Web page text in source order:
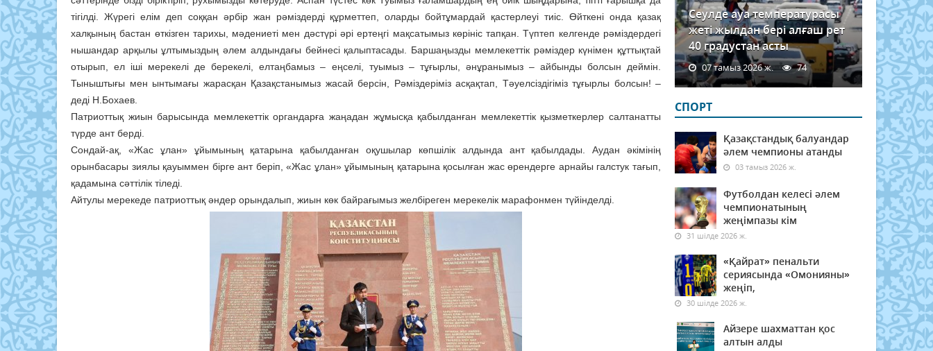
тігілді. Жүрегі елім деп соққан әрбір жан рәміздерді құрметтеп, оларды бойтұмардай қастерлеуі тиіс. Өйткені онда қазақ
халқының бастан өткізген тарихы, мәдениеті мен дәстүрі әрі ертеңгі мақсатымыз көрініс тапқан. Түптеп келгенде рәміздердегі
нышандар арқылы ұлтымыздың әлем алдындағы бейнесі қалыптасады. Баршаңызды мемлекеттік рәміздер күнімен құттықтай
отырып, ел іші мерекелі де берекелі, елтаңбамыз – еңселі, туымыз – тұғырлы, әнұранымыз – айбынды болсын деймін.
Тыныштығы мен ынтымағы жарасқан Қазақстанымыз жасай берсін, Рәміздеріміз асқақтап, Тәуелсіздігіміз тұғырлы болсын! –
деді Н.Бохаев.
Патриоттық жиын барысында мемлекеттік органдарға жаңадан жұмысқа қабылданған мемлекеттік қызметкерлер салтанатты
түрде ант берді.
Сондай-ақ, «Жас ұлан» ұйымының қатарына қабылданған оқушылар көпшілік алдында ант қабылдады. Аудан әкімінің
орынбасары зиялы қауыммен бірге ант беріп, «Жас ұлан» ұйымының қатарына қосылған жас өрендерге арнайы галстук тағып,
қадамына сәттілік тіледі.
Айтулы мерекеде патриоттық әндер орындалып, жиын көк байрағымыз желбіреген мерекелік марафонмен түйінделді.
Сеулде ауа температурасы
жеті жылдан бері алғаш рет
40 градустан асты
07 тамыз 2026 ж. 74
СПОРТ
Қазақстандық балуандар
әлем чемпионы атанды
03 тамыз 2026 ж.
Футболдан келесі әлем
чемпионатының
жеңімпазы кім
31 шілде 2026 ж.
«Қайрат» пенальти
сериясында «Омонияны»
жеңіп,
30 шілде 2026 ж.
Айзере шахматтан қос
алтын алды